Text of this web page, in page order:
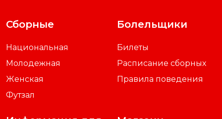
Сборные
Национальная
Молодежная
Женская
Футзал
Болельщики
Билеты
Расписание сборных
Правила поведения